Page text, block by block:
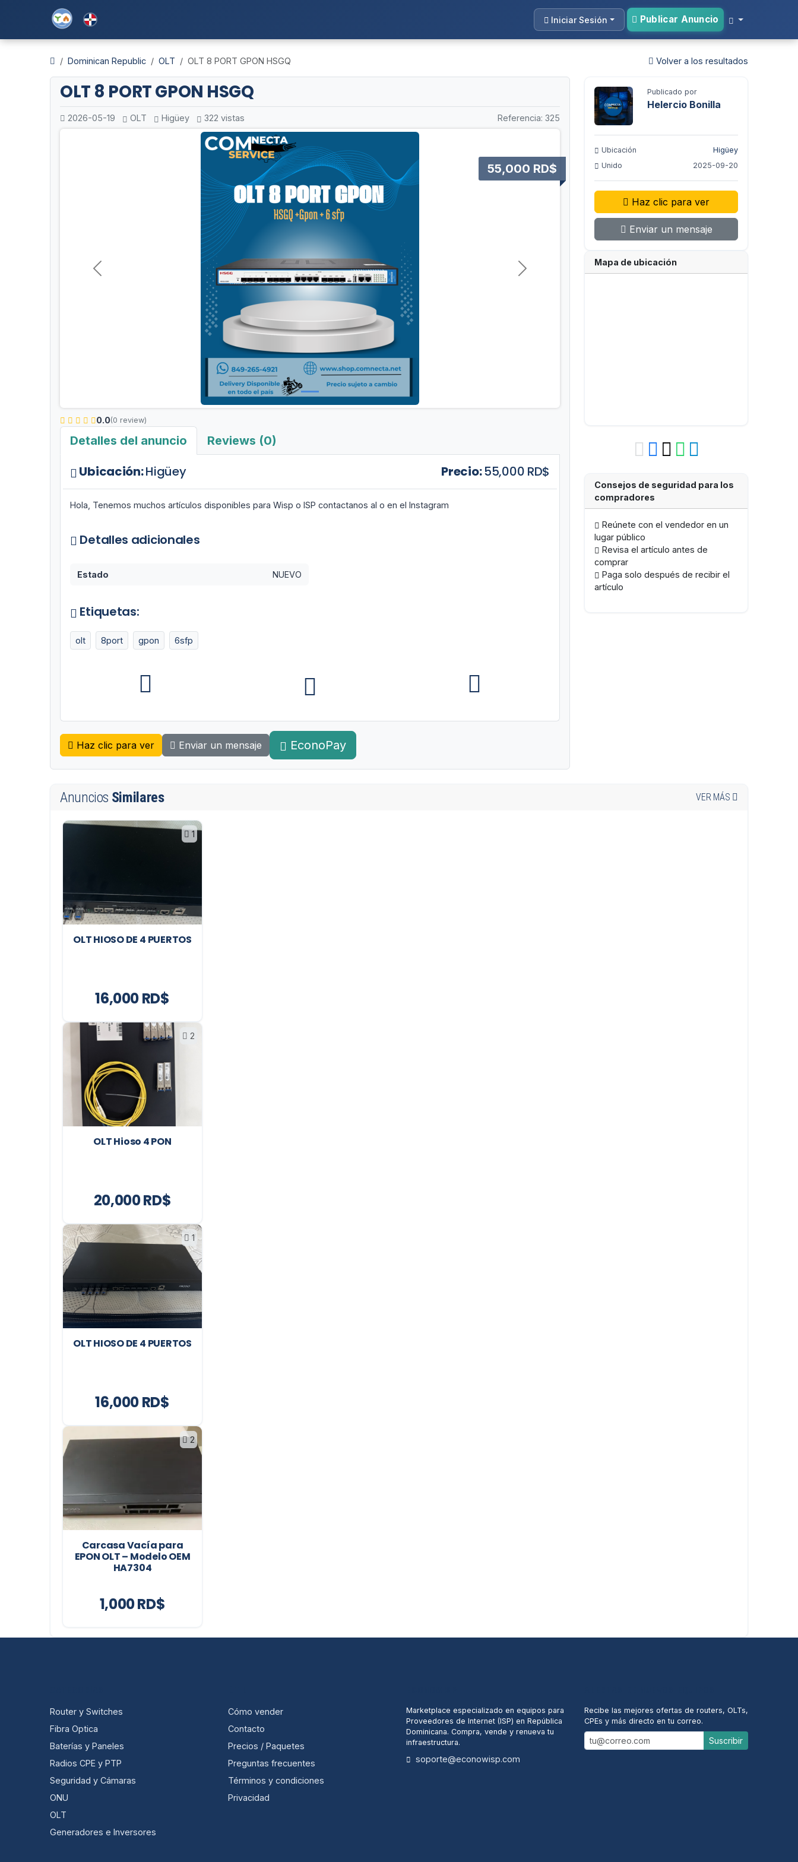
Iniciar Sesión Publicar Anuncio
Dominican Republic OLT OLT 8 PORT GPON HSGQ Volver a los resultados
OLT 8 PORT GPON HSGQ
2026-05-19 OLT Higüey 322 vistas Referencia: 325
55,000 RD$
Anterior Siguiente
0.0(0 review)
Detalles del anuncio Reviews (0)
Ubicación:Higüey Precio:55,000 RD$
Hola, Tenemos muchos artículos disponibles para Wisp o ISP contactanos al o en el Instagram
Detalles adicionales
Estado NUEVO
Etiquetas:
olt 8port gpon 6sfp
Haz clic para ver Enviar un mensaje EconoPay
Publicado por
Helercio Bonilla
Ubicación
Higüey
Unido
2025-09-20
Haz clic para ver
Enviar un mensaje
Mapa de ubicación
Consejos de seguridad para los
compradores
Reúnete con el vendedor en un
lugar público
Revisa el artículo antes de
comprar
Paga solo después de recibir el
artículo
Anuncios Similares VER MÁS
1
OLT HIOSO DE 4 PUERTOS
16,000 RD$
2
OLT Hioso 4 PON
20,000 RD$
1
OLT HIOSO DE 4 PUERTOS
16,000 RD$
2
Carcasa Vacía para
EPON OLT – Modelo OEM
HA7304
1,000 RD$
Router y Switches
Fibra Optica
Baterías y Paneles
Radios CPE y PTP
Seguridad y Cámaras
ONU
OLT
Generadores e Inversores
Cómo vender
Contacto
Precios / Paquetes
Preguntas frecuentes
Términos y condiciones
Privacidad
Marketplace especializado en equipos para
Proveedores de Internet (ISP) en República
Dominicana. Compra, vende y renueva tu
infraestructura.
soporte@econowisp.com
Recibe las mejores ofertas de routers, OLTs,
CPEs y más directo en tu correo.
Suscribir